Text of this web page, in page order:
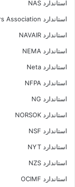
استاندارد NAS
استاندارد National Electrical Manufacturers Association
استاندارد NAVAIR
استاندارد NEMA
استاندارد Neta
استاندارد NFPA
استاندارد NG
استاندارد NORSOK
استاندارد NSF
استاندارد NYT
استاندارد NZS
استاندارد OCIMF